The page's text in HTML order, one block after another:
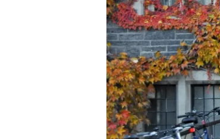
藤
校
喜
欢
什
么
样
的
学